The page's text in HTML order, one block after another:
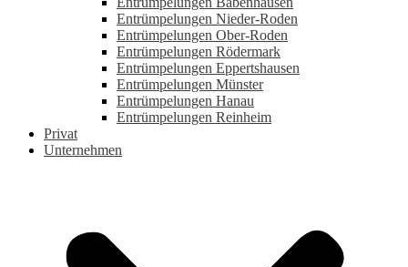
Entrümpelungen Nieder-Roden
Entrümpelungen Ober-Roden
Entrümpelungen Rödermark
Entrümpelungen Eppertshausen
Entrümpelungen Münster
Entrümpelungen Hanau
Entrümpelungen Reinheim
Privat
Unternehmen